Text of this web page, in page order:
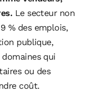
Le secteur non
% des emplois,
publique,
qui
ou des
coût.